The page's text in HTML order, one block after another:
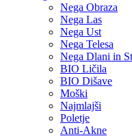
Nega Obraza
Nega Las
Nega Ust
Nega Telesa
Nega Dlani in
BIO Ličila
BIO Dišave
Moški
Najmlajši
Poletje
Anti-Akne